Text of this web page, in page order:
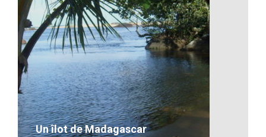
Artisanat-Le travail à Madagascar
VOIR LE DÉTAIL
Un îlot de Madagascar